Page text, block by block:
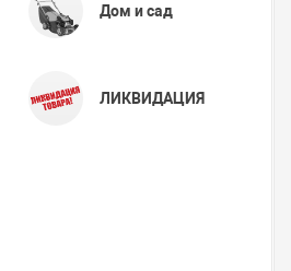
Дом и сад
ЛИКВИДАЦИЯ